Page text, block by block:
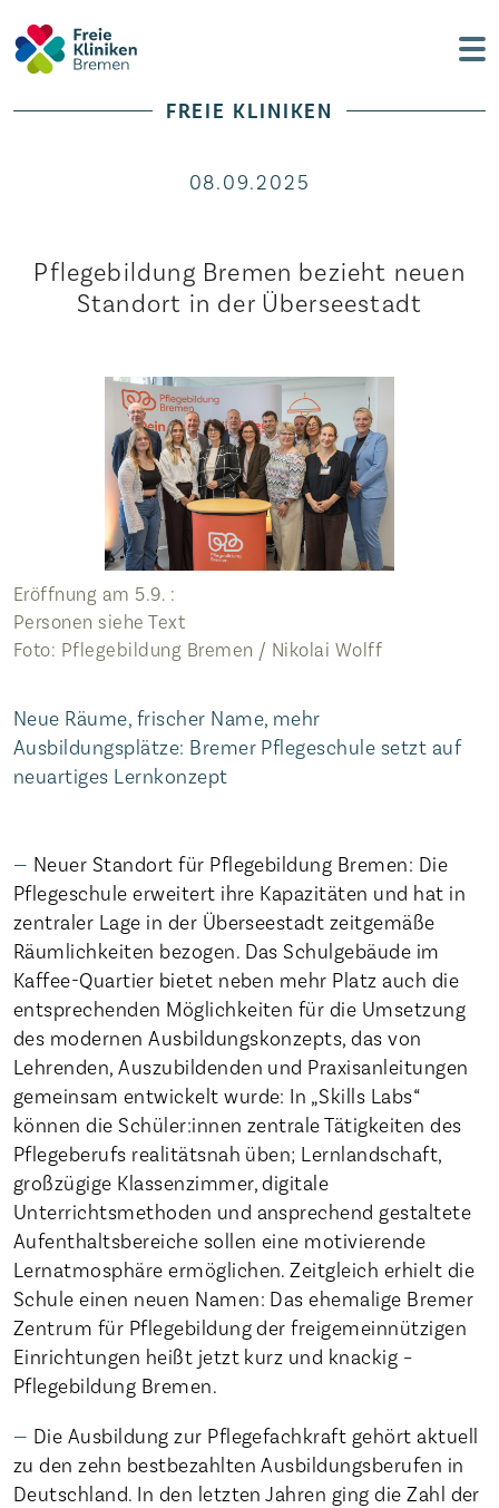
FREIE KLINIKEN
08.09.2025
Pflegebildung Bremen bezieht neuen
Standort in der Überseestadt
Eröffnung am 5.9. :
Personen siehe Text
Foto: Pflegebildung Bremen / Nikolai Wolff
Neue Räume, frischer Name, mehr
Ausbildungsplätze: Bremer Pflegeschule setzt auf
neuartiges Lernkonzept
Neuer Standort für Pflegebildung Bremen: Die
Pflegeschule erweitert ihre Kapazitäten und hat in
zentraler Lage in der Überseestadt zeitgemäße
Räumlichkeiten bezogen. Das Schulgebäude im
Kaffee-Quartier bietet neben mehr Platz auch die
entsprechenden Möglichkeiten für die Umsetzung
des modernen Ausbildungskonzepts, das von
Lehrenden, Auszubildenden und Praxisanleitungen
gemeinsam entwickelt wurde: In „Skills Labs“
können die Schüler:innen zentrale Tätigkeiten des
Pflegeberufs realitätsnah üben; Lernlandschaft,
großzügige Klassenzimmer, digitale
Unterrichtsmethoden und ansprechend gestaltete
Aufenthaltsbereiche sollen eine motivierende
Lernatmosphäre ermöglichen. Zeitgleich erhielt die
Schule einen neuen Namen: Das ehemalige Bremer
Zentrum für Pflegebildung der freigemeinnützigen
Einrichtungen heißt jetzt kurz und knackig –
Pflegebildung Bremen.
Die Ausbildung zur Pflegefachkraft gehört aktuell
zu den zehn bestbezahlten Ausbildungsberufen in
Deutschland. In den letzten Jahren ging die Zahl der